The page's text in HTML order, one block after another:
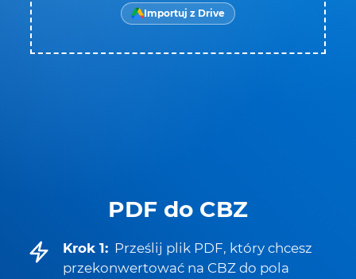
PDF do CBZ
Krok 1: Prześlij plik PDF, który chcesz
przekonwertować na CBZ do pola
Importuj z Drive